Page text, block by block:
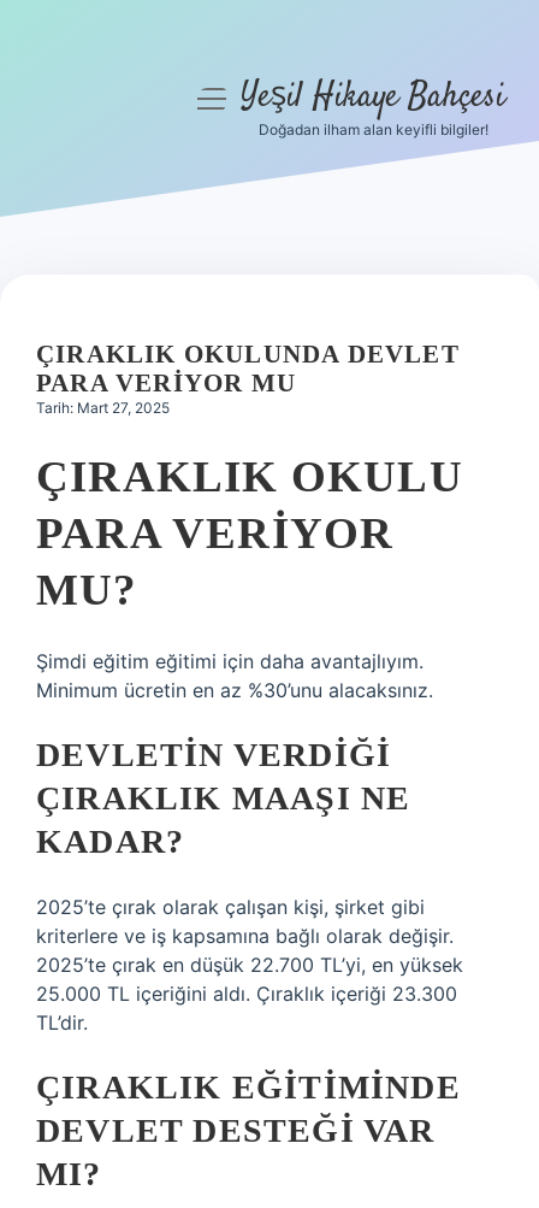
Hakkımızda
menüyüYeşil Hikaye Bahçesi
Doğadan ilham alan keyifli bilgiler!
ÇIRAKLIK OKULUNDA DEVLET
PARA VERIYOR MU
Tarih: Mart 27, 2025
ÇIRAKLIK OKULU
PARA VERIYOR
MU?
Şimdi eğitim eğitimi için daha avantajlıyım.
Minimum ücretin en az %30’unu alacaksınız.
DEVLETIN VERDIĞI
ÇIRAKLIK MAAŞI NE
KADAR?
2025’te çırak olarak çalışan kişi, şirket gibi
kriterlere ve iş kapsamına bağlı olarak değişir.
2025’te çırak en düşük 22.700 TL’yi, en yüksek
25.000 TL içeriğini aldı. Çıraklık içeriği 23.300
TL’dir.
ÇIRAKLIK EĞITIMINDE
DEVLET DESTEĞI VAR
MI?